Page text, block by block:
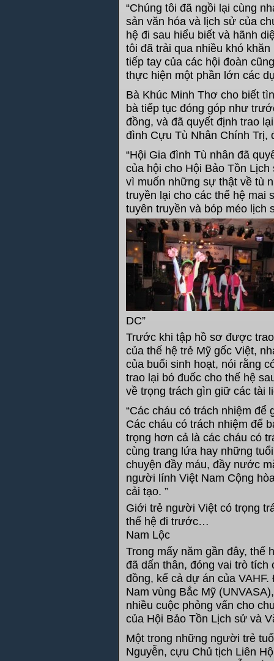
“Chúng tôi đã ngồi lại cùng
sản văn hóa và lịch sử của
hệ đi sau hiểu biết và hãnh
tôi đã trải qua nhiều khó
tiếp tay của các hội đoàn
thực hiện một phần lớn các
Bà Khúc Minh Thơ cho biết
bà tiếp tục đóng góp như
đồng, và đã quyết định trao
đình Cựu Tù Nhân Chính Trị,
“Hội Gia đình Tù nhân đã
của hội cho Hội Bảo Tồn
vì muốn những sự thật về tù
truyền lại cho các thế hệ mai
tuyên truyền và bóp méo lịch
DC”
​​Trước khi tập hồ sơ được
của thế hệ trẻ Mỹ gốc Việt,
của buổi sinh hoạt, nói rằng
trao lại bó đuốc cho thế hệ
về trọng trách gìn giữ các tài
“Các cháu có trách nhiệm
Các cháu có trách nhiệm để
trọng hơn cả là các cháu có
cùng trang lứa hay những
chuyện đầy máu, đầy nước
người lính Việt Nam Cộng
cải tạo. ”
Giới trẻ người Việt có trọng
thế hệ đi trước…
Nam Lộc
Trong mấy năm gần đây, thế
đã dấn thân, đóng vai trò
đồng, kể cả dự án của
Nam vùng Bắc Mỹ
nhiều cuộc phỏng vấn cho
của Hội Bảo Tồn Lịch sử và
Một trong những người trẻ
Nguyễn, cựu Chủ tịch Liên